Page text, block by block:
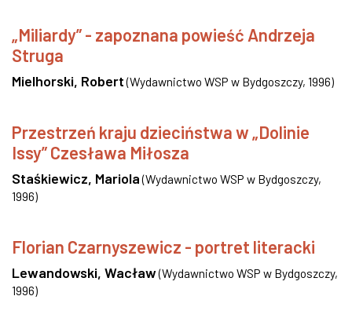
„Miliardy” - zapoznana powieść Andrzeja
Struga
Mielhorski, Robert (Wydawnictwo WSP w Bydgoszczy, 1996)
Przestrzeń kraju dzieciństwa w „Dolinie
Issy” Czesława Miłosza
Staśkiewicz, Mariola (Wydawnictwo WSP w Bydgoszczy,
1996)
Florian Czarnyszewicz - portret literacki
Lewandowski, Wacław(Wydawnictwo WSP w Bydgoszczy,
1996)